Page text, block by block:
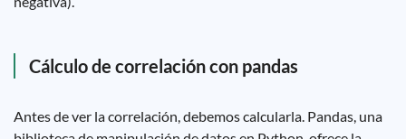
Cálculo de correlación con pandas
Antes de ver la correlación, debemos calcularla. Pandas, una